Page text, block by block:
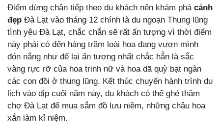
Điểm dừng chân tiếp theo du khách nên khám phá cảnh
đẹp Đà Lạt vào tháng 12 chính là du ngoạn Thung lũng
tình yêu Đà Lạt, chắc chắn sẽ rất ấn tượng vì thời điểm
này phải có đến hàng trăm loài hoa đang vươn mình
đón nắng như để lại ấn tượng nhất chắc hẳn là sắc
vàng rực rỡ của hoa trinh nữ và hoa dã quỳ bạt ngàn
các con đồi ở thung lũng. Kết thúc chuyến hành trình du
lịch vào dịp cuối năm này, du khách có thể ghé thăm
chợ Đà Lạt để mua sắm đồ lưu niệm, những chậu hoa
xắn làm kỉ niệm.